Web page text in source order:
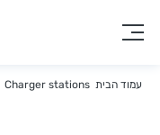
עמוד הבית Charger stations